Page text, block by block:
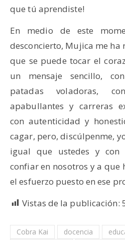
que tú aprendiste!
En medio de este
desconcierto, Mujica me ha
que se puede tocar el
un mensaje sencillo,
patadas voladoras,
apabullantes y carreras
con autenticidad y
cagar, pero, discúlpenme,
igual que ustedes y con
confiar en nosotros y a que
el esfuerzo puesto en ese
Vistas de la publicación:
Cobra Kai docencia